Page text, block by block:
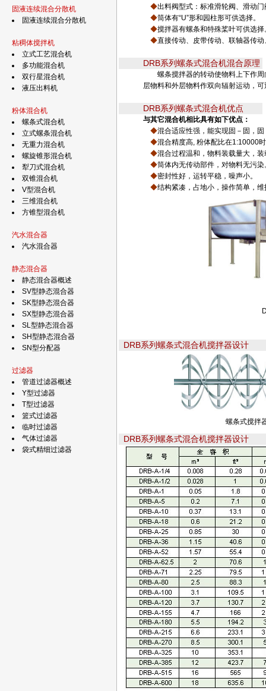
固液连续混合分散机
固液连续混合分散机
粘稠体搅拌机
立式工艺混合机
多功能混合机
双行星混合机
液压出料机
粉体混合机
螺条式混合机
立式螺条混合机
无重力混合机
螺旋锥形混合机
犁刀式混合机
双锥混合机
V型混合机
三维混合机
方锥型混合机
汽水混合器
汽水混合器
静态混合器
静态混合器概述
SV型静态混合器
SK型静态混合器
SX型静态混合器
SL型静态混合器
SH型静态混合器
SN型分配器
过滤器
管道过滤器概述
Y型过滤器
T型过滤器
篮式过滤器
临时过滤器
气体过滤器
袋式精细过滤器
◆出料阀型式：标准滑轮阀、滑动
◆筒体有“U”形和园柱形可供选择。
◆搅拌器有螺条和特殊桨叶可供选择
◆直接传动、皮带传动、联轴器传
DRB系列螺条式混合机混合原理
螺条搅拌器的转动使物料上下作周
层物料和外层物料作双向辐射运动，
DRB系列螺条式混合机优点
与其它混合机相比具有如下优点：
◆混合适应性强，能实现固－固，
◆混合精度高, 粉体配比在1:10000
◆混合过程温和，物料装载量大，
◆筒体内无传动部件，对物料无污染
◆密封性好，运转平稳，噪声小。
◆结构紧凑，占地小，操作简单，维
DRB系列螺条式混合机搅拌器设计
螺条式搅拌
DRB系列螺条式混合机搅拌器设计